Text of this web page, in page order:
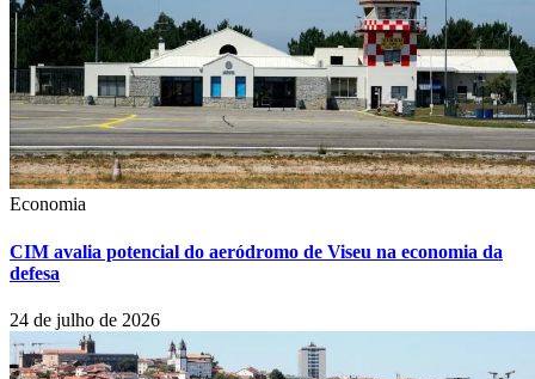
Economia
CIM avalia potencial do aeródromo de Viseu na economia da
defesa
24 de julho de 2026